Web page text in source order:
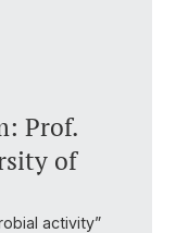
Prof.
of
activity”